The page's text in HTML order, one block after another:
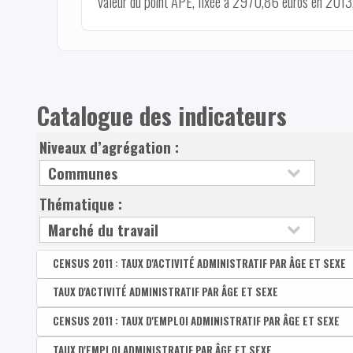
Catalogue des indicateurs
Niveaux d’agrégation :
Thématique :
CENSUS 2011 : TAUX D'ACTIVITÉ ADMINISTRATIF PAR ÂGE ET SEXE
Disponible par :Commune - Arrondissement - Province - Bassin EFE -
CENSUS 2011 : Taux d'activité administratif des 15-
CENSUS 2011 : Taux d'activité administratif des
TAUX D'ACTIVITÉ ADMINISTRATIF PAR ÂGE ET SEXE
Disponible par :Commune - Arrondissement - Province - Bassin EFE - Zone
Taux d'activité administratif des 15-64 ans
CENSUS 2011 : TAUX D'EMPLOI ADMINISTRATIF PAR ÂGE ET SEXE
TAUX D'EMPLOI ADMINISTRATIF PAR ÂGE ET SEXE